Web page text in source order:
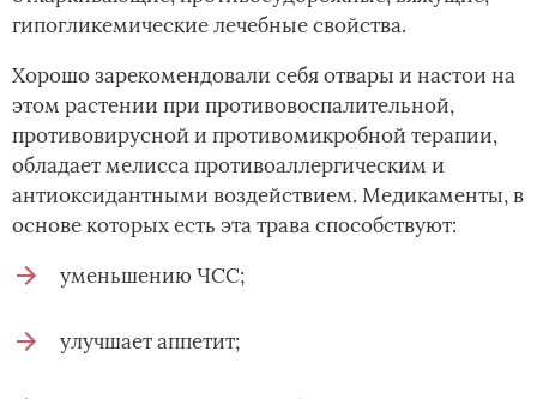
гипогликемические лечебные свойства.
Хорошо зарекомендовали себя отвары и настои на
этом растении при противовоспалительной,
противовирусной и противомикробной терапии,
обладает мелисса противоаллергическим и
антиоксидантными воздействием. Медикаменты, в
основе которых есть эта трава способствуют:
уменьшению ЧСС;
улучшает аппетит;